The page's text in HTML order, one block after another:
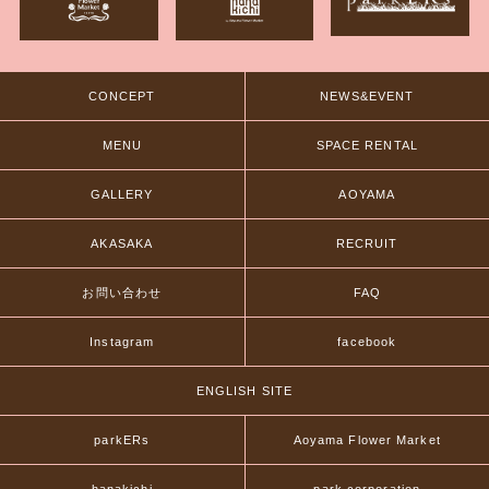
CONCEPT NEWS&EVENT
MENU SPACE RENTAL
GALLERY AOYAMA
AKASAKA RECRUIT
お問い合わせ FAQ
Instagram facebook
ENGLISH SITE
parkERs Aoyama Flower Market